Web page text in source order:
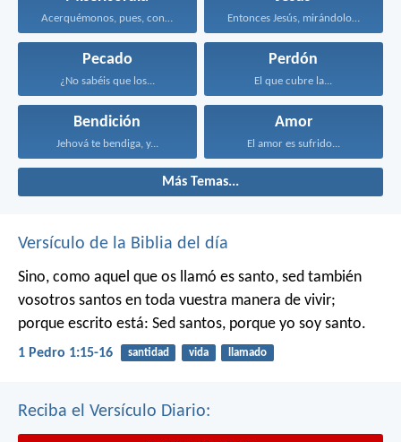
Acerquémonos, pues, confiadamente al... Entonces Jesús, mirándolos, dijo...
Pecado
¿No sabéis que los...
Perdón
El que cubre la...
Bendición
Jehová te bendiga, y...
Amor
El amor es sufrido...
Más Temas...
Versículo de la Biblia del día
Sino, como aquel que os llamó es santo, sed también
vosotros santos en toda vuestra manera de vivir;
porque escrito está: Sed santos, porque yo soy santo.
1 Pedro 1:15-16 santidad vida llamado
Reciba el Versículo Diario: